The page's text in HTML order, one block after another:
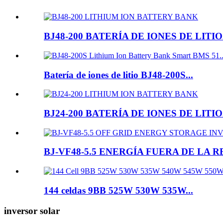
BJ48-200 BATERÍA DE IONES DE
Batería de iones de litio BJ48-200S...
BJ24-200 BATERÍA DE IONES DE
BJ-VF48-5.5 ENERGÍA FUERA DE LA
144 celdas 9BB 525W 530W 535W...
inversor solar